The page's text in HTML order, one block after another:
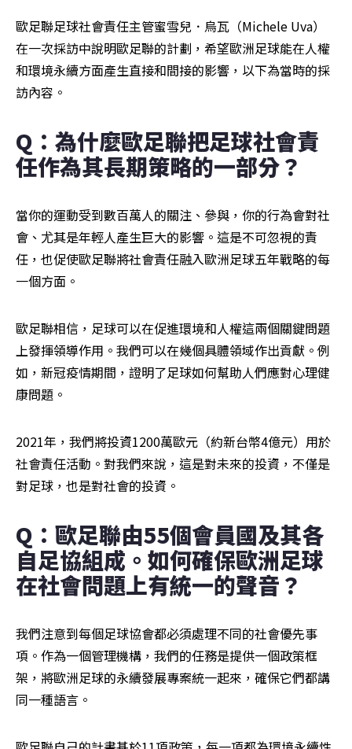
歐足聯足球社會責任主管蜜雪兒．烏瓦（Michele Uva）
在一次採訪中說明歐足聯的計劃，希望歐洲足球能在人權
和環境永續方面產生直接和間接的影響，以下為當時的採
訪內容。
Q：為什麼歐足聯把足球社會責
任作為其長期策略的一部分？
當你的運動受到數百萬人的關注、參與，你的行為會對社
會、尤其是年輕人產生巨大的影響。這是不可忽視的責
任，也促使歐足聯將社會責任融入歐洲足球五年戰略的每
一個方面。
歐足聯相信，足球可以在促進環境和人權這兩個關鍵問題
上發揮領導作用。我們可以在幾個具體領域作出貢獻。例
如，新冠疫情期間，證明了足球如何幫助人們應對心理健
康問題。
2021年，我們將投資1200萬歐元（約新台幣4億元）用於
社會責任活動。對我們來說，這是對未來的投資，不僅是
對足球，也是對社會的投資。
Q：歐足聯由55個會員國及其各
自足協組成。如何確保歐洲足球
在社會問題上有統一的聲音？
我們注意到每個足球協會都必須處理不同的社會優先事
項。作為一個管理機構，我們的任務是提供一個政策框
架，將歐洲足球的永續發展專案統一起來，確保它們都講
同一種語言。